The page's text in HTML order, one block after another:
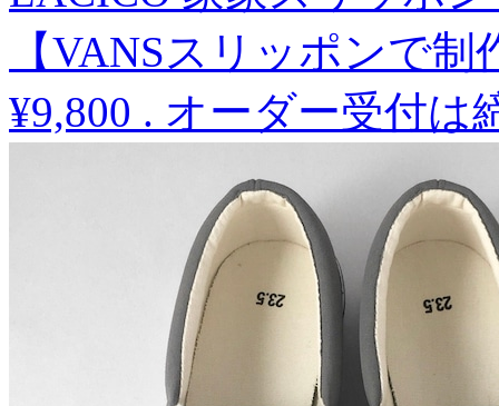
【VANSスリッポンで制
¥9,800 . オーダー受付は